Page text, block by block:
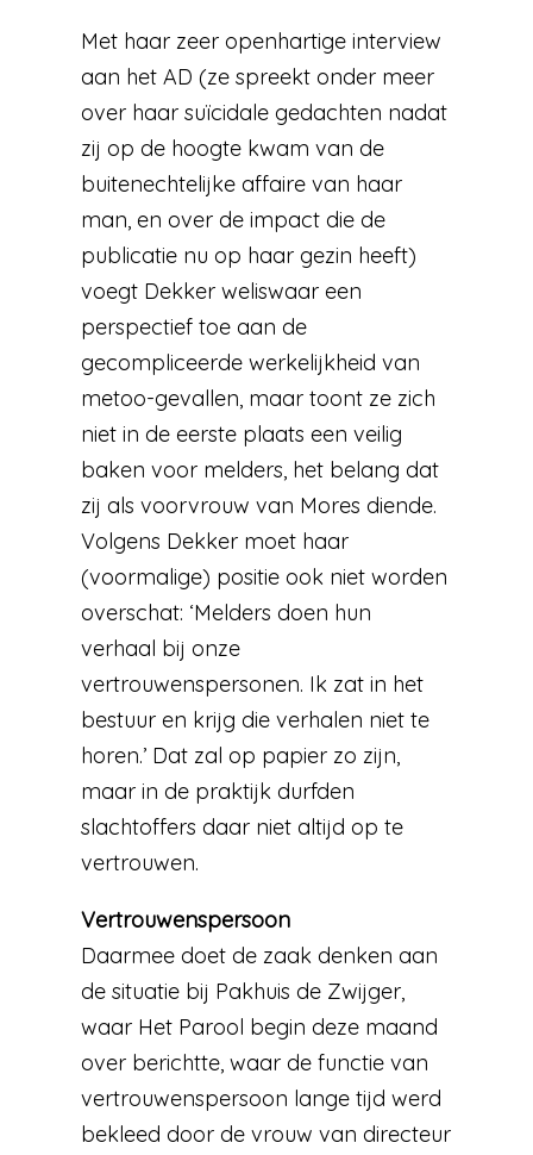
Met haar zeer openhartige interview
aan het AD (ze spreekt onder meer
over haar suïcidale gedachten nadat
zij op de hoogte kwam van de
buitenechtelijke affaire van haar
man, en over de impact die de
publicatie nu op haar gezin heeft)
voegt Dekker weliswaar een
perspectief toe aan de
gecompliceerde werkelijkheid van
metoo-gevallen, maar toont ze zich
niet in de eerste plaats een veilig
baken voor melders, het belang dat
zij als voorvrouw van Mores diende.
Volgens Dekker moet haar
(voormalige) positie ook niet worden
overschat: ‘Melders doen hun
verhaal bij onze
vertrouwenspersonen. Ik zat in het
bestuur en krijg die verhalen niet te
horen.’ Dat zal op papier zo zijn,
maar in de praktijk durfden
slachtoffers daar niet altijd op te
vertrouwen.
Vertrouwenspersoon
Daarmee doet de zaak denken aan
de situatie bij Pakhuis de Zwijger,
waar Het Parool begin deze maand
over berichtte, waar de functie van
vertrouwenspersoon lange tijd werd
bekleed door de vrouw van directeur